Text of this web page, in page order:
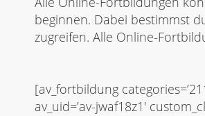
beginnen. Dabei bestimmst
zugreifen. Alle Online-
[av_fortbildung
av_uid=’av-jwaf18z1′